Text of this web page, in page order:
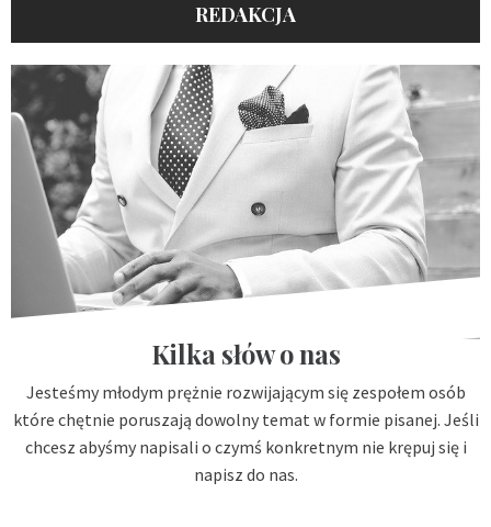
REDAKCJA
Kilka słów o nas
Jesteśmy młodym prężnie rozwijającym się zespołem osób
które chętnie poruszają dowolny temat w formie pisanej. Jeśli
chcesz abyśmy napisali o czymś konkretnym nie krępuj się i
napisz do nas.